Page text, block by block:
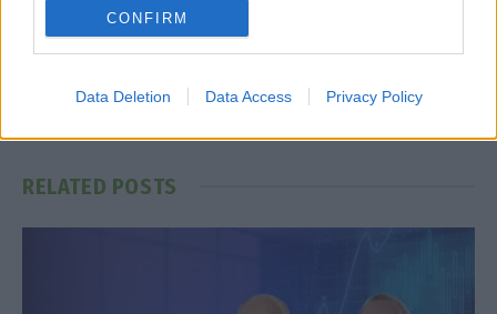
CONFIRM
Data Deletion Data Access Privacy Policy
PREVIOUS ARTICLE
εκτυπώσετε τα εκκαθαριστικά
– Ολη η διαδικασία
– Ανοιχτό το ενδεχόμενο για
αύξηση το Πάσχα 2024
RELATED POSTS